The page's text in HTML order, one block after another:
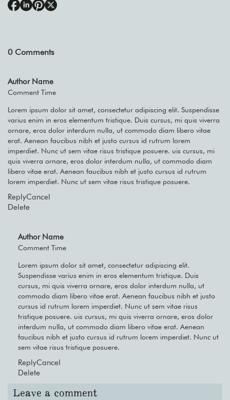
0Comments
Author Name
Comment Time
Lorem ipsum dolor sit amet, consectetur adipiscing elit. Suspendisse
varius enim in eros elementum tristique. Duis cursus, mi quis viverra
ornare, eros dolor interdum nulla, ut commodo diam libero vitae
erat. Aenean faucibus nibh et justo cursus id rutrum lorem
imperdiet. Nunc ut sem vitae risus tristique posuere. uis cursus, mi
quis viverra ornare, eros dolor interdum nulla, ut commodo diam
libero vitae erat. Aenean faucibus nibh et justo cursus id rutrum
lorem imperdiet. Nunc ut sem vitae risus tristique posuere.
ReplyCancel
Delete
Author Name
Comment Time
Lorem ipsum dolor sit amet, consectetur adipiscing elit.
Suspendisse varius enim in eros elementum tristique. Duis
cursus, mi quis viverra ornare, eros dolor interdum nulla, ut
commodo diam libero vitae erat. Aenean faucibus nibh et justo
cursus id rutrum lorem imperdiet. Nunc ut sem vitae risus
tristique posuere. uis cursus, mi quis viverra ornare, eros dolor
interdum nulla, ut commodo diam libero vitae erat. Aenean
faucibus nibh et justo cursus id rutrum lorem imperdiet. Nunc ut
sem vitae risus tristique posuere.
ReplyCancel
Delete
Leave a comment